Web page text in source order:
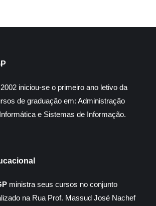
iniciou-se o primeiro ano letivo da
de graduação em: Administração
e Sistemas de Informação.
ministra seus cursos no conjunto
na Rua Prof. Massud José Nachef